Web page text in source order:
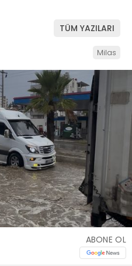
WhatsApp
İhbar Hattı
Facebook
Instagram
TÜM YAZILARI
Milas
ABONE OL